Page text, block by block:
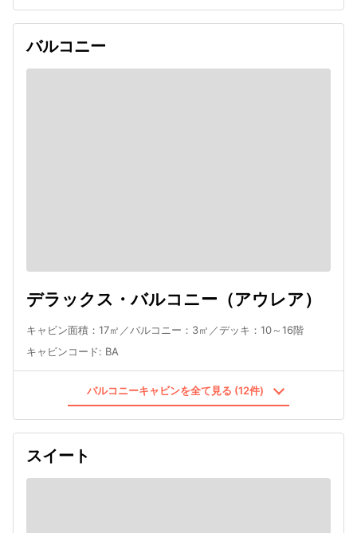
バルコニー
デラックス・バルコニー（アウレア）
キャビン面積：17㎡／バルコニー：3㎡／デッキ：10～16階
キャビンコード: BA
バルコニーキャビンを全て見る (12件)
スイート